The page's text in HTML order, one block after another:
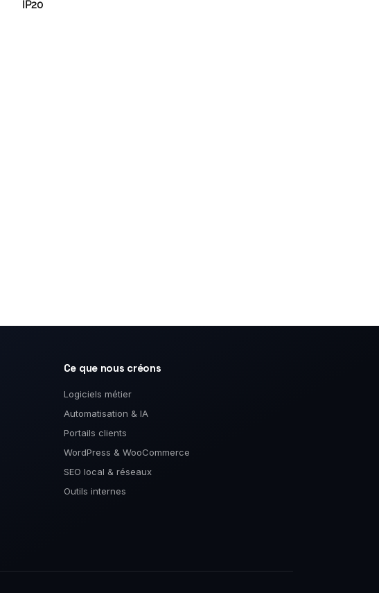
IP20
Ce que nous créons
Logiciels métier
Automatisation & IA
Portails clients
WordPress & WooCommerce
SEO local & réseaux
Outils internes